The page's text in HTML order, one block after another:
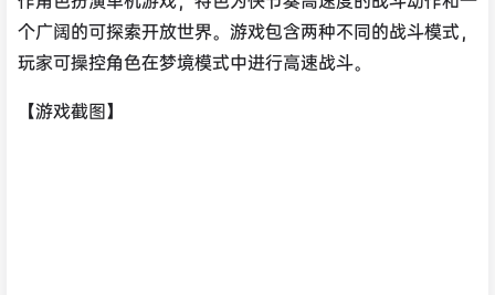
个广阔的可探索开放世界。游戏包含两种不同的战斗模式，
玩家可操控角色在梦境模式中进行高速战斗。
【游戏截图】